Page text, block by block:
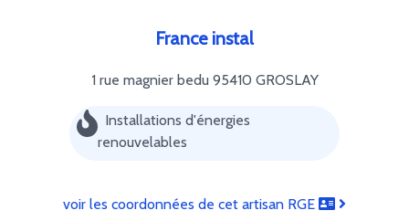
France instal
1 rue magnier bedu 95410 GROSLAY
Installations d'énergies
renouvelables
voir les coordonnées de cet artisan RGE